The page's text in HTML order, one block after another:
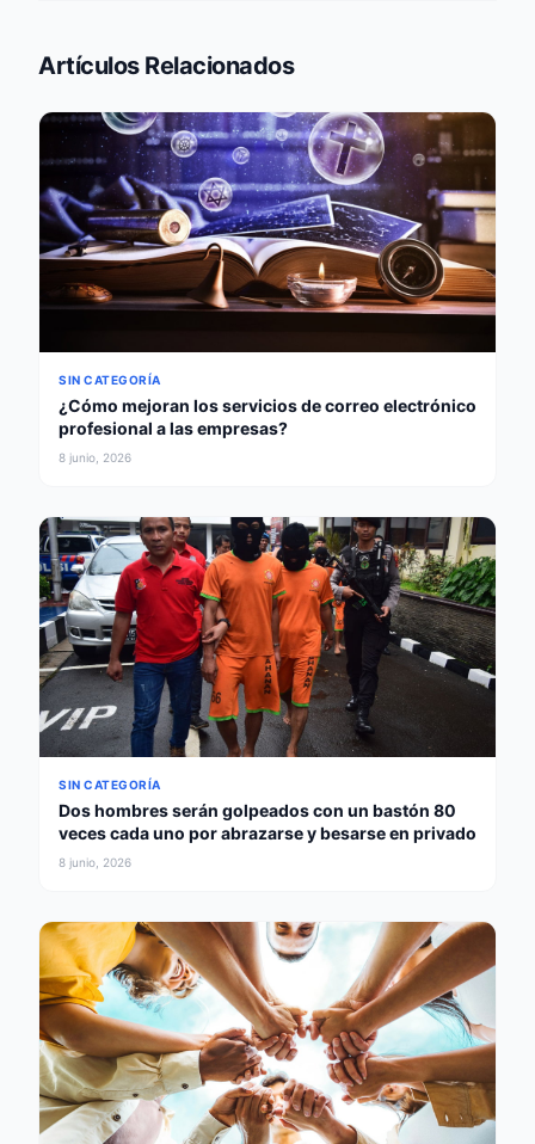
Artículos Relacionados
SIN CATEGORÍA
¿Cómo mejoran los servicios de correo electrónico
profesional a las empresas?
8 junio, 2026
SIN CATEGORÍA
Dos hombres serán golpeados con un bastón 80
veces cada uno por abrazarse y besarse en privado
8 junio, 2026